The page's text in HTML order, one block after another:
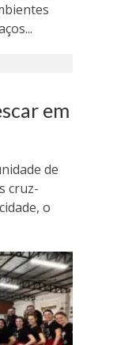
em
de
cruz-
o